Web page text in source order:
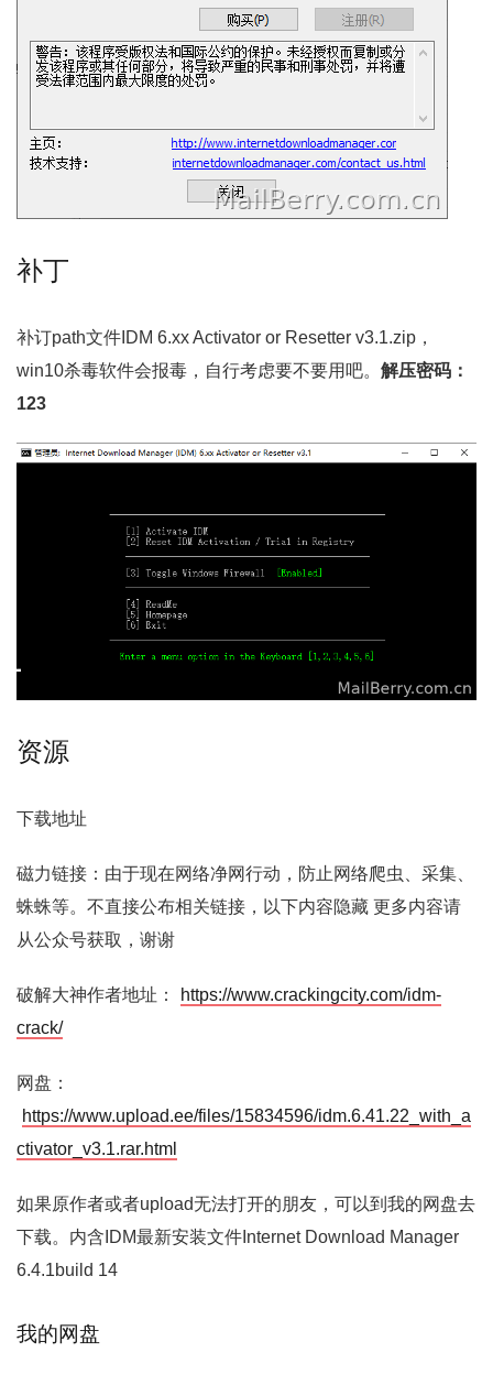
补丁
补订path文件IDM 6.xx Activator or Resetter v3.1.zip，
win10杀毒软件会报毒，自行考虑要不要用吧。 解压密码：
123
资源
下载地址
磁力链接：由于现在网络净网行动，防止网络爬虫、采集、
蛛蛛等。不直接公布相关链接，以下内容隐藏 更多内容请
从公众号获取，谢谢
破解大神作者地址：
https://www.crackingcity.com/idm-
crack/
网盘：
https://www.upload.ee/files/15834596/idm.6.41.22_with_a
ctivator_v3.1.rar.html
如果原作者或者upload无法打开的朋友，可以到我的网盘去
下载。内含IDM最新安装文件Internet Download Manager
6.4.1build 14
我的网盘